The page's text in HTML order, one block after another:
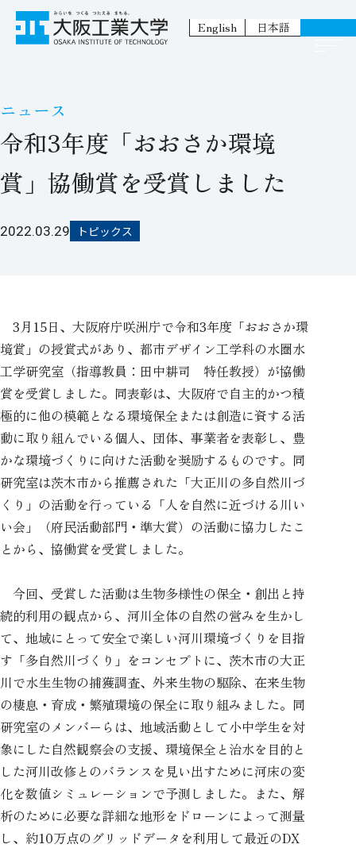
English 日本語
ニュース
令和3年度「おおさか環境
賞」協働賞を受賞しました
2022.03.29 トピックス
3月15日、大阪府庁咲洲庁で令和3年度「おおさか環
境賞」の授賞式があり、都市デザイン工学科の水圏水
工学研究室（指導教員：田中耕司 特任教授）が協働
賞を受賞しました。同表彰は、大阪府で自主的かつ積
極的に他の模範となる環境保全または創造に資する活
動に取り組んでいる個人、団体、事業者を表彰し、豊
かな環境づくりに向けた活動を奨励するものです。同
研究室は茨木市から推薦された「大正川の多自然川づ
くり」の活動を行っている「人を自然に近づける川い
い会」（府民活動部門・準大賞）の活動に協力したこ
とから、協働賞を受賞しました。
今回、受賞した活動は生物多様性の保全・創出と持
続的利用の観点から、河川全体の自然の営みを生かし
て、地域にとって安全で楽しい河川環境づくりを目指
す「多自然川づくり」をコンセプトに、茨木市の大正
川で水生生物の捕獲調査、外来生物の駆除、在来生物
の棲息・育成・繁殖環境の保全に取り組みました。同
研究室のメンバーらは、地域活動として小中学生を対
象にした自然観察会の支援、環境保全と治水を目的と
した河川改修とのバランスを見い出すために河床の変
化を数値シミュレーションで予測しました。また、解
析のために必要な詳細な地形をドローンによって測量
し、約10万点のグリッドデータを利用して最近のDX